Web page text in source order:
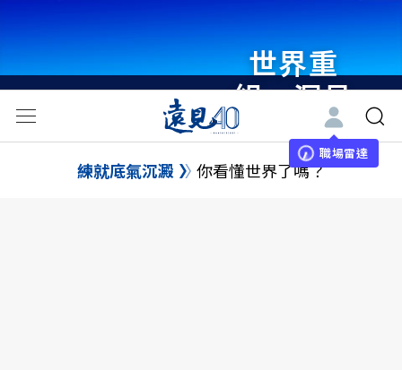
世界重
組・洞見
未來 與
世界領袖
職場雷達
練就底氣沉澱 你看懂世界了嗎？